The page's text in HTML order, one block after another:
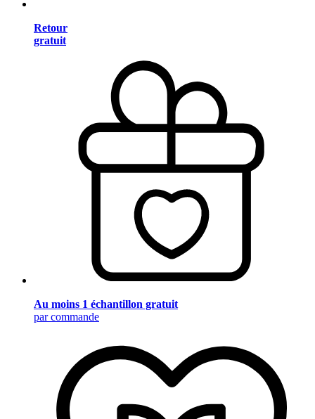
Retour
gratuit
Au moins 1 échantillon gratuit
par commande